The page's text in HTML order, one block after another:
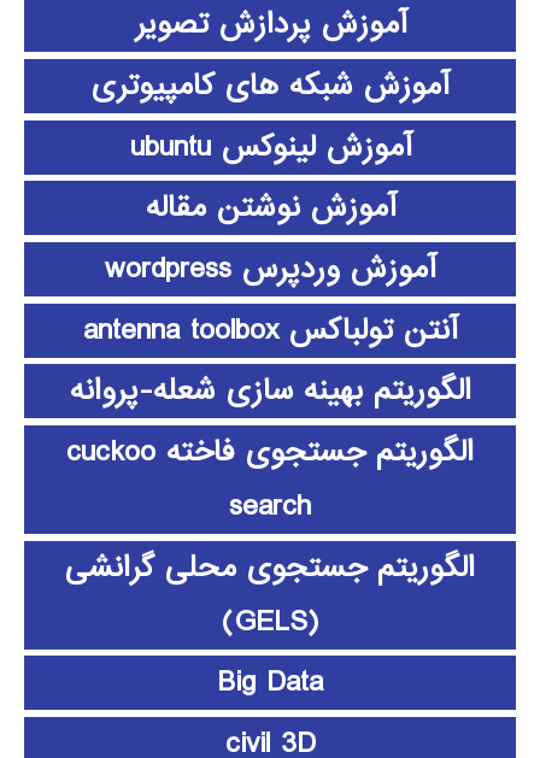
آموزش پردازش تصویر
آموزش شبکه های کامپیوتری
آموزش لینوکس ubuntu
آموزش نوشتن مقاله
آموزش وردپرس wordpress
آنتن تولباکس antenna toolbox
الگوریتم بهینه سازی شعله-پروانه
الگوریتم جستجوی فاخته cuckoo
search
الگوریتم جستجوی محلی گرانشی
(GELS)
Big Data
civil 3D